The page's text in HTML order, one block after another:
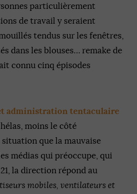
particulièrement
de travail y seraient
tendus sur les fenêtres,
dans les blouses… remake de
connu cinq épisodes
administration tentaculaire
moins le côté
situation que la mauvaise
médias qui préoccupe, qui
la direction répond au
mobiles, ventilateurs et